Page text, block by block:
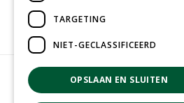
© Groenrijk
Green
TARGETING
NIET-GECLASSIFICEERD
OPSLAAN EN SLUITEN